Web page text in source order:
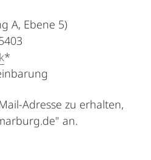
A, Ebene 5)
*
Adresse zu erhalten,
an.